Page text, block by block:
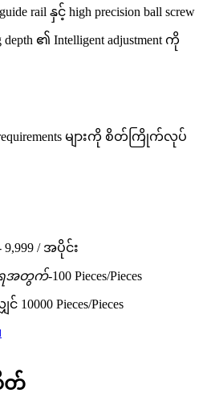
rail နှင့် high precision ball screw
၏ Intelligent adjustment ကို
requirements များကို စိတ်ကြိုက်လုပ်
9,999 / အပိုင်း
ေအတွက်-100 Pieces/Pieces
Pieces/Pieces
တ်